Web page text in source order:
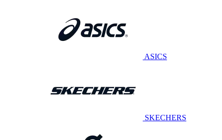
ASICS
SKECHERS